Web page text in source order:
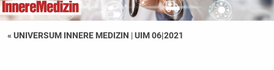
« UNIVERSUM INNERE MEDIZIN |UIM 06|2021